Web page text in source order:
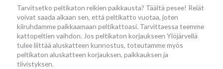
Tarvitsetko peltikaton reikien paikkausta? Täältä pesee! Reiät
voivat saada aikaan sen, että peltikatto vuotaa, joten
kiiruhdamme paikkaamaan peltikattoasi. Tarvittaessa teemme
kattopeltien vaihdon. Jos peltikaton korjaukseen Ylöjärvellä
tulee liittää aluskatteen kunnostus, toteutamme myös
peltikaton aluskatteen korjauksen, paikkauksen ja
tiivistyksen.